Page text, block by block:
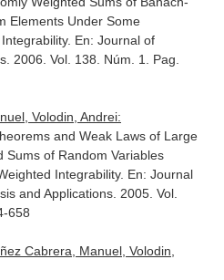
Elements Under Some
En: Journal of
. 2006. Vol. 138. Núm. 1. Pag.
Volodin, Andrei:
and Weak Laws of Large
Sums of Random Variables
Integrability. En: Journal
and Applications. 2005. Vol.
658
Cabrera, Manuel, Volodin,